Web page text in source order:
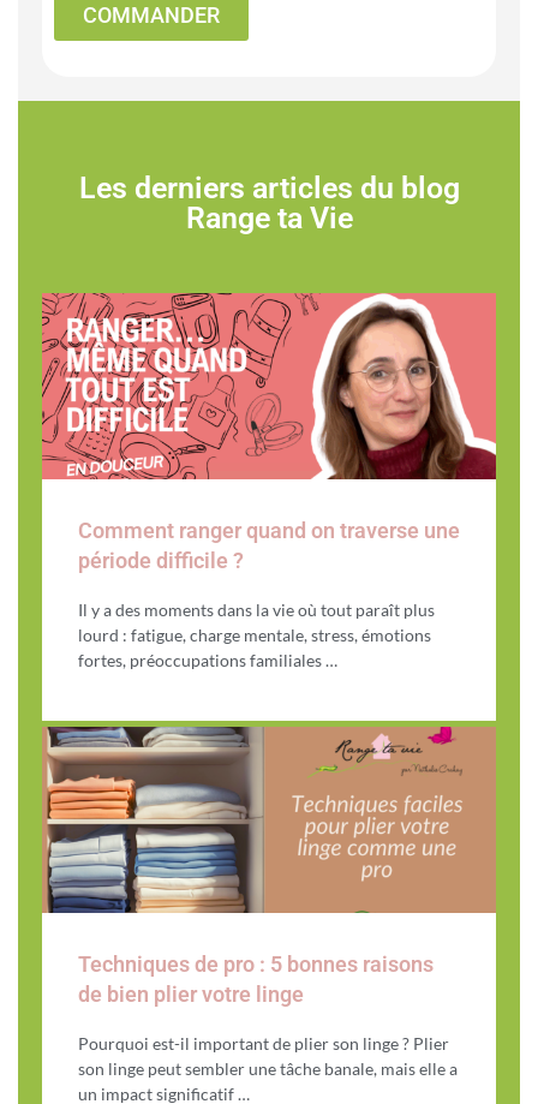
COMMANDER
Les derniers articles du blog
Range ta Vie
Comment ranger quand on traverse une
période difficile ?
Il y a des moments dans la vie où tout paraît plus
lourd : fatigue, charge mentale, stress, émotions
fortes, préoccupations familiales …
Techniques de pro : 5 bonnes raisons
de bien plier votre linge
Pourquoi est-il important de plier son linge ? Plier
son linge peut sembler une tâche banale, mais elle a
un impact significatif …